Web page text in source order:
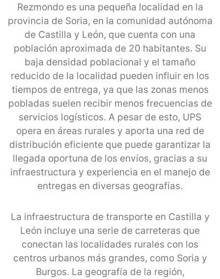
Rezmondo es una pequeña localidad en la
provincia de Soria, en la comunidad autónoma
de Castilla y León, que cuenta con una
población aproximada de 20 habitantes. Su
baja densidad poblacional y el tamaño
reducido de la localidad pueden influir en los
tiempos de entrega, ya que las zonas menos
pobladas suelen recibir menos frecuencias de
servicios logísticos. A pesar de esto, UPS
opera en áreas rurales y aporta una red de
distribución eficiente que puede garantizar la
llegada oportuna de los envíos, gracias a su
infraestructura y experiencia en el manejo de
entregas en diversas geografías.
La infraestructura de transporte en Castilla y
León incluye una serie de carreteras que
conectan las localidades rurales con los
centros urbanos más grandes, como Soria y
Burgos. La geografía de la región,